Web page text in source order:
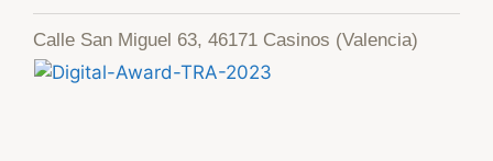
Calle San Miguel 63, 46171 Casinos (Valencia)